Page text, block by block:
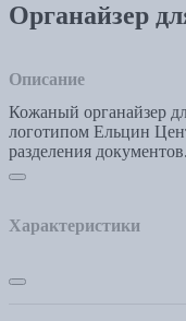
Органайзер
Описание
Кожаный органайзер
логотипом Ельцин
разделения документов.
Характеристики